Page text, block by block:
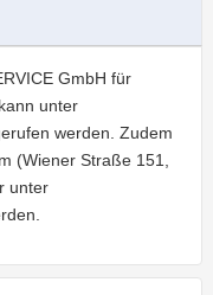
GmbH für
unter
werden. Zudem
(Wiener Straße 151,
unter